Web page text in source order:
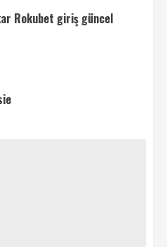
Rokubet giriş güncel